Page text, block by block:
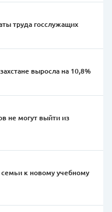
труда госслужащих
выросла на 10,8%
не могут выйти из
к новому учебному